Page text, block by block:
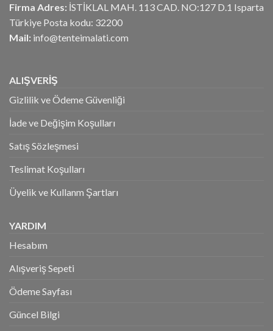
Firma Adres: İSTİKLAL MAH. 113 CAD. NO:127 D.1 Isparta
Türkiye Posta kodu: 32200
Mail: info@tenteimalati.com
ALIŞVERİŞ
Gizlilik ve Ödeme Güvenliği
İade ve Değişim Koşulları
Satış Sözleşmesi
Teslimat Koşulları
Üyelik ve Kullanm Şartları
YARDIM
Hesabım
Alışveriş Sepeti
Ödeme Sayfası
Güncel Bilgi